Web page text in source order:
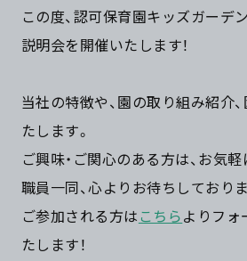
この度、認可保育園キッズガーデ
説明会を開催いたします！
当社の特徴や、園の取り組み紹介
たします。
ご興味・ご関心のある方は、お気
職員一同、心よりお待ちしておりま
ご参加される方は こちらよりフォ
たします！